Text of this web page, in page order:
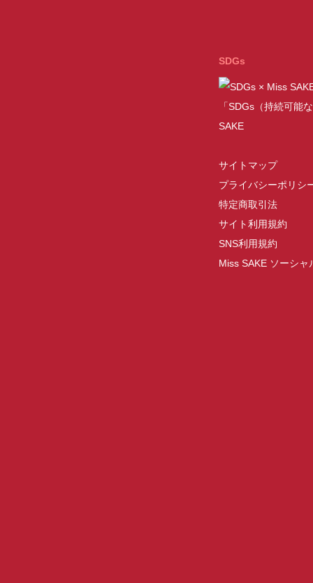
SDGs
「SDGs（持続可能
SAKE
サイトマップ
プライバシーポリシ
特定商取引法
サイト利用規約
SNS利用規約
Miss SAKE ソーシ